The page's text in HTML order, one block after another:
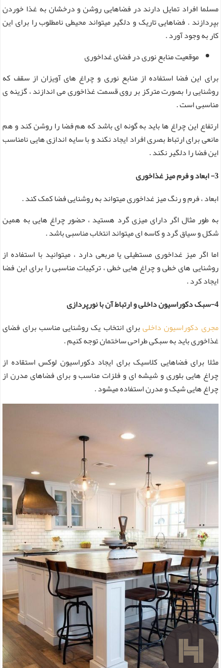
مسلما افراد تمایل دارند در فضاهایی روشن و درخشان به غذا خوردن
بپردازند . فضاهایی تاریک و دلگیر میتواند محیطی نامطلوب را برای این
کار به وجود آورد .
موقعیت منابع نوری در فضای غداخوری
برای این فضا استفاده از منابع نوری و چراغ های آویزان از سقف که
روشنایی را بصورت مترکز بر روی قسمت غذاخوری می اندازند ، گزینه ی
مناسبی است .
ارتفاع این چراغ ها باید به گونه ای باشد که هم فضا را روشن کند و هم
مانعی برای ارتباط بصری افراد ایجاد نکند و با سایه اندازی هایی نامناسب
این فضا را دلگیر نکند .
3- ابعاد و فرم میز غذاخوری
ابعاد ، فرم و رنگ میز غداخوری میتواند به روشنایی فضا کمک کند .
به طور مثال اگر دارای میزی گرد هستید ، حضور چراغ هایی به همین
شکل و سیاق گرد و کاسه ای میتواند انتخاب مناسبی باشد .
اما اگر میز غداخوری مستطیلی یا مربعی دارد ، میتوانید با استفاده از
روشنایی های خطی و چراغ هایی خطی ، ترکیبات مناسبی را برای این فضا
ایجاد کرد .
4-سبک دکوراسیون داخلی و ارتباط آن با نورپردازی
مجری دکوراسیون داخلیبرای انتخاب یک روشنایی مناسب برای فضای
غذاخوری باید به سبکی طراحی ساختمان توجه کنیم .
مثلا برای فضاهایی کلاسیک برای ایجاد دکوراسیون لوکس استقاده از
چراغ هایی بلوری و شیشه ای و فلزات مناسب و برای فضاهای مدرن از
چراغ هایی شیک و مدرن استفاده میشود .